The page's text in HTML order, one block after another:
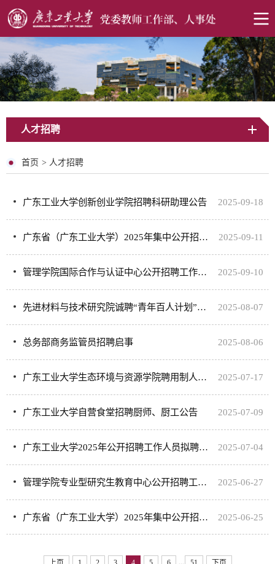
人才招聘
首页 > 人才招聘
广东工业大学创新创业学院招聘科研助理公告 2025-09-18
广东省（广东工业大学）2025年集中公开招聘高层次和急需紧缺人才资格复审公告（第二轮滚动招聘） 2025-09-11
管理学院国际合作与认证中心公开招聘工作人员 2025-09-10
​先进材料与技术研究院诚聘“青年百人计划”教师与博士后研究人员 2025-08-07
总务部商务监管员招聘启事 2025-08-06
广东工业大学生态环境与资源学院聘用制人员招聘公告 2025-07-17
广东工业大学自营食堂招聘厨师、厨工公告 2025-07-09
广东工业大学2025年公开招聘工作人员拟聘公示 2025-07-04
管理学院专业型研究生教育中心公开招聘工作人员 2025-06-27
广东省（广东工业大学）2025年集中公开招聘高层次和急需紧缺人才通过资格复审考生名单及考试安排 2025-06-25